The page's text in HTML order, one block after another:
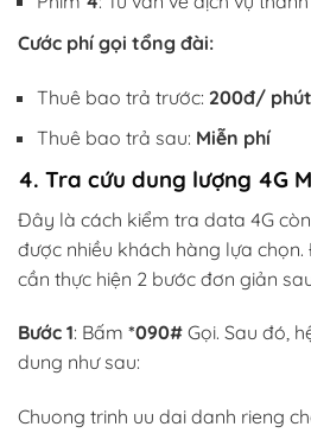
Cước phí gọi tổng đài:
Thuê bao trả trước: 200đ/ phút
Thuê bao trả sau: Miễn phí
4. Tra cứu dung lượng 4G
Đây là cách kiểm tra data 4G
được nhiều khách hàng lựa
cần thực hiện 2 bước đơn giản
Bước 1: Bấm *090# Gọi. Sau đó,
dung như sau:
Chuong trinh uu dai danh rieng